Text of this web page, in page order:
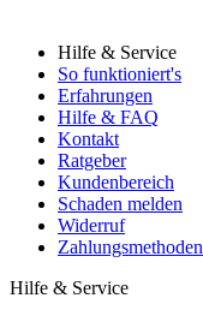
Hilfe & Service
So funktioniert's
Erfahrungen
Hilfe & FAQ
Kontakt
Ratgeber
Kundenbereich
Schaden melden
Widerruf
Zahlungsmethoden
Hilfe & Service